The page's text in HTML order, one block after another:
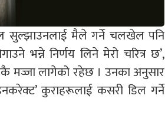
सुल्झाउनलाई मैले गर्ने चलखेल पनि
भन्ने निर्णय लिने मेरो चरित्र छ’,
मज्जा लागेको रहेछ । उनका अनुसार
कुराहरूलाई कसरी डिल गर्ने